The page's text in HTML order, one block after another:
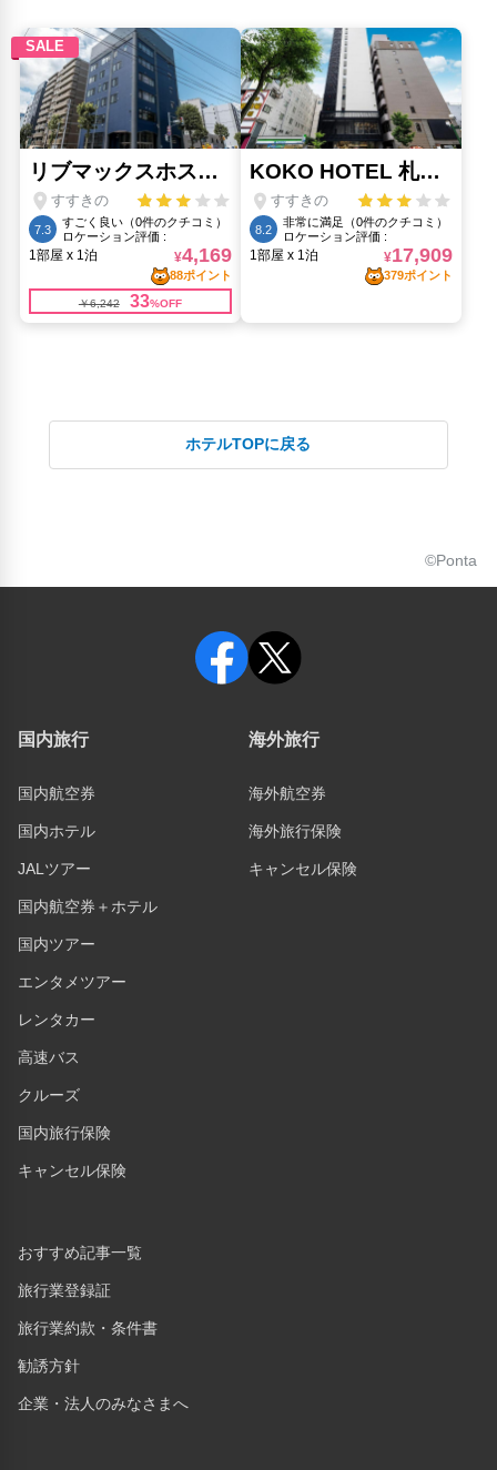
ホテルTOPに戻る
©Ponta
国内旅行
国内航空券
国内ホテル
JALツアー
国内航空券＋ホテル
国内ツアー
エンタメツアー
レンタカー
高速バス
クルーズ
国内旅行保険
キャンセル保険
海外旅行
海外航空券
海外旅行保険
キャンセル保険
おすすめ記事一覧
旅行業登録証
旅行業約款・条件書
勧誘方針
企業・法人のみなさまへ